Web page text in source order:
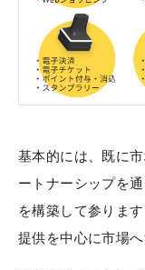
基本的には、既に
ートナーシップを
を構築して参りま
提供を中心に市場